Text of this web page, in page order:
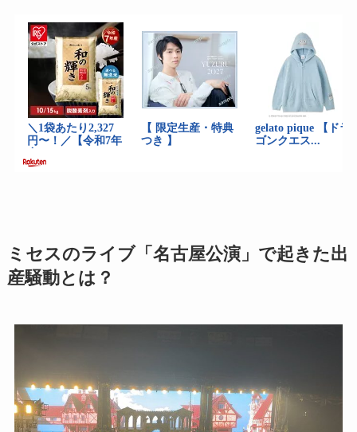
ミセスのライブ「名古屋公演」で起きた出
産騒動とは？